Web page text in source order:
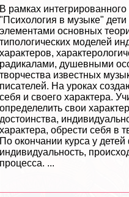
В рамках интегрированного
"Психология в музыке" дети
элементами основных
типологических моделей
хаpaктеров,
радикалами, душевными
творчества известных
писателей. На уроках
себя и своего хаpaктера.
определелить свои
достоинства,
хаpaктера, обрести себя в
По окончании курса у
индивидуальность,
процесса. ...